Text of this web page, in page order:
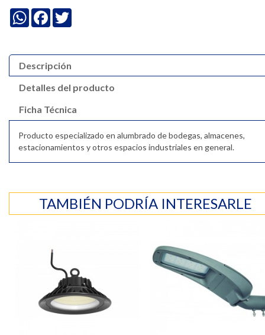
WhatsApp
Facebook
Descripción
Detalles del producto
Ficha Técnica
Producto especializado en alumbrado de bodegas, almacenes,
estacionamientos y otros espacios industriales en general.
TAMBIÉN PODRÍA INTERESARLE